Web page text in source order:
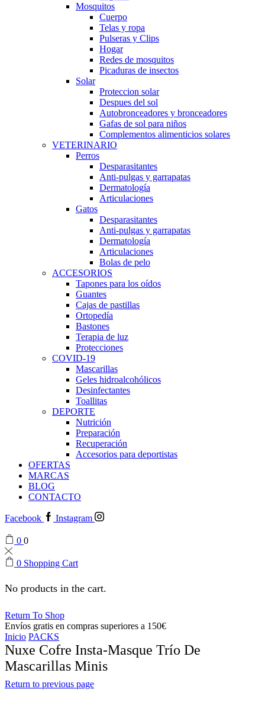
Mosquitos
Cuerpo
Telas y ropa
Pulseras y Clips
Hogar
Redes de mosquitos
Picaduras de insectos
Solar
Proteccion solar
Despues del sol
Autobronceadores y bronceadores
Gafas de sol para niños
Complementos alimenticios solares
VETERINARIO
Perros
Desparasitantes
Anti-pulgas y garrapatas
Dermatología
Articulaciones
Gatos
Desparasitantes
Anti-pulgas y garrapatas
Dermatología
Articulaciones
Bolas de pelo
ACCESORIOS
Tapones para los oídos
Guantes
Cajas de pastillas
Ortopedía
Bastones
Terapia de luz
Protecciones
COVID-19
Mascarillas
Geles hidroalcohólicos
Desinfectantes
Toallitas
DEPORTE
Nutrición
Preparación
Recuperación
Accesorios para deportistas
OFERTAS
MARCAS
BLOG
CONTACTO
Facebook Instagram
0 0
0 Shopping Cart
No products in the cart.
Return To Shop
Envíos gratis en compras superiores a 150€
Inicio PACKS
Nuxe Cofre Insta-Masque Trío De
Mascarillas Minis
Return to previous page